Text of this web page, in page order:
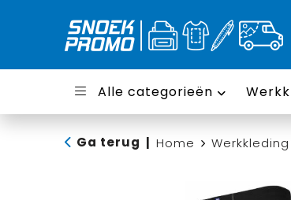
Alle categorieën
Ga terug Home Werkkleding